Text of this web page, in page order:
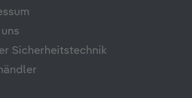
Sicherheitstechnik